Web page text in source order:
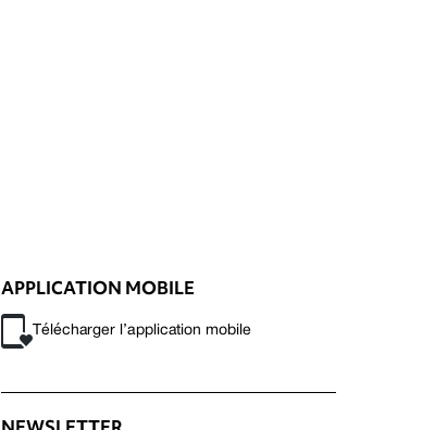
APPLICATION MOBILE
Télécharger l’application mobile